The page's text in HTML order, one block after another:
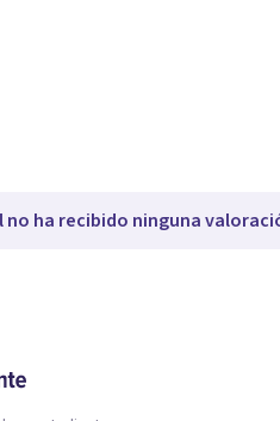
no ha recibido ninguna